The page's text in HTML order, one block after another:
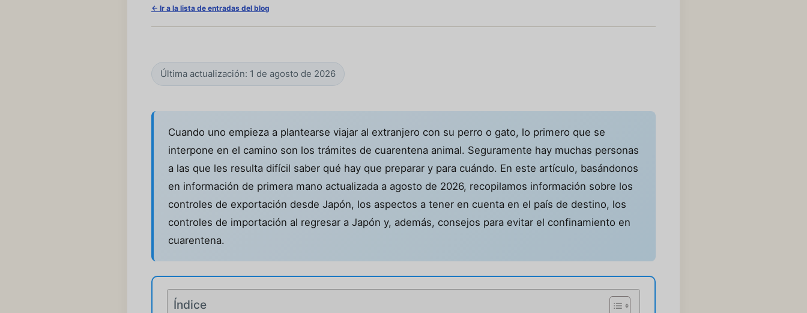
← Ir a la lista de entradas del blog
Última actualización: 1 de agosto de 2026
Cuando uno empieza a plantearse viajar al extranjero con su perro o gato, lo primero que se
interpone en el camino son los trámites de cuarentena animal. Seguramente hay muchas personas
a las que les resulta difícil saber qué hay que preparar y para cuándo. En este artículo, basándonos
en información de primera mano actualizada a agosto de 2026, recopilamos información sobre los
controles de exportación desde Japón, los aspectos a tener en cuenta en el país de destino, los
controles de importación al regresar a Japón y, además, consejos para evitar el confinamiento en
cuarentena.
Índice